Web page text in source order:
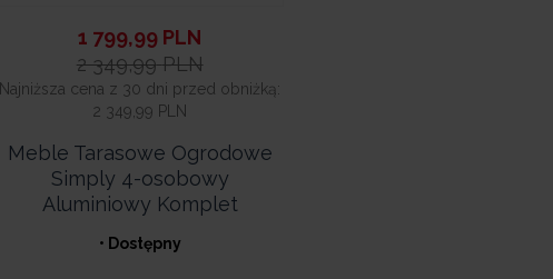
1 799,99 PLN
2 349,99 PLN
Najniższa cena z 30 dni przed obniżką:
2 349,99 PLN
Meble Tarasowe Ogrodowe
Simply 4-osobowy
Aluminiowy Komplet
• Dostępny